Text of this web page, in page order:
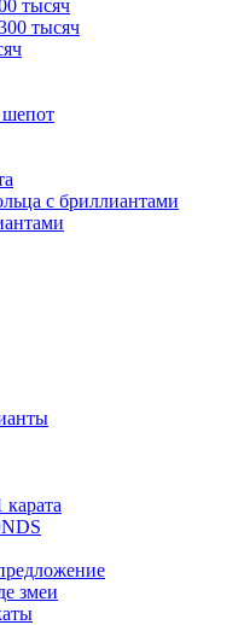
тысяч
тысяч
с бриллиантами
змеи